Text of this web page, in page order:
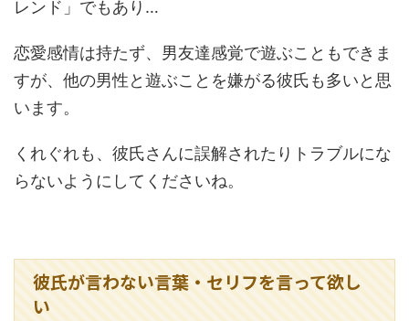
レンド」でもあり…
恋愛感情は持たず、男友達感覚で遊ぶこともできま
すが、他の男性と遊ぶことを嫌がる彼氏も多いと思
います。
くれぐれも、彼氏さんに誤解されたりトラブルにな
らないようにしてくださいね。
彼氏が言わない言葉・セリフを言って欲し
い